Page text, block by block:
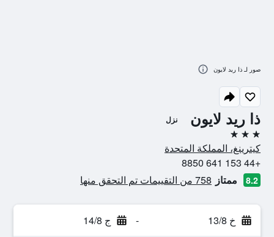
ذا ريد لايون نزل
3 نجوم
كيترينغ، المملكة المتحدة
+44 153 641 8850
8.2 ممتاز 758 من التقييمات تم التحقق منها
خ 13/8 - ج 14/8
صور لـ ذا ريد لايون